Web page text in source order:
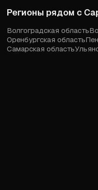
Регионы рядом с
Волгоградская область
Оренбургская область
Самарская область